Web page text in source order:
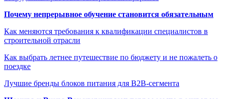
Почему непрерывное обучение становится обязательным
Как меняются требования к квалификации специалистов в
строительной отрасли
Как выбрать летнее путешествие по бюджету и не пожалеть о
поездке
Лучшие бренды блоков питания для B2B-сегмента